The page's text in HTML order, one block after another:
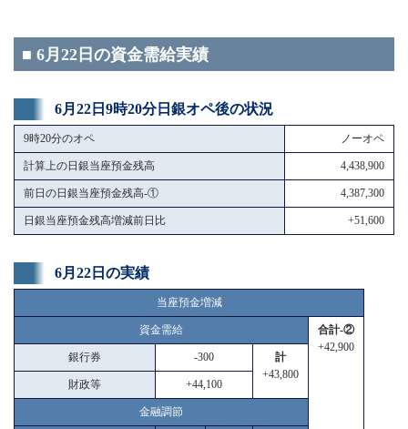
■ 6月22日の資金需給実績
6月22日9時20分日銀オペ後の状況
9時20分のオペ ノーオペ
計算上の日銀当座預金残高 4,438,900
前日の日銀当座預金残高-① 4,387,300
日銀当座預金残高増減前日比 +51,600
6月22日の実績
当座預金増減
資金需給
合計-②
+42,900
銀行券 -300
計
+43,800
財政等 +44,100
金融調節